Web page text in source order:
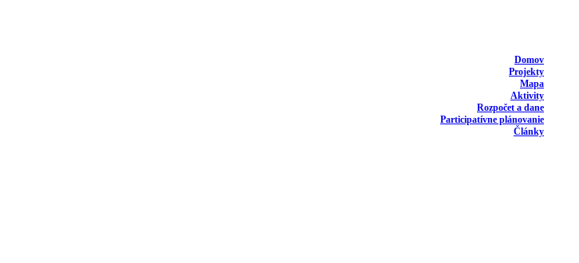
Domov
Projekty
Mapa
Aktivity
Rozpočet a dane
Participatívne plánovanie
Články